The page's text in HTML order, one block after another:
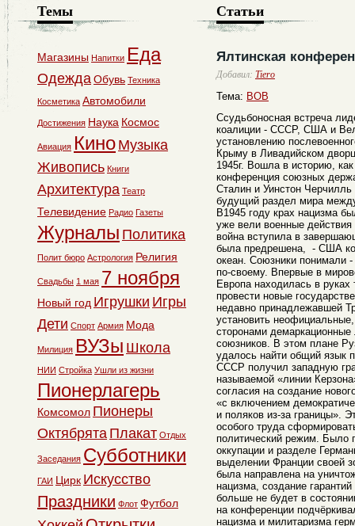
Статьи
Ялтинская
Добавил: Tiero
Тема: ВОВ
Cсудьбоносная встреча
коалиции - СССР, США и
установлению
Крыму в Ливадийском
1945г. Вошла в историю,
конференция союзных
Сталин и Уинстон
будущий раздел мира
В1945 году крах нацизма
уже вели военные действия
война вступила в
была предрешена, - США
океан. Союзники понимали
по-своему. Впервые в
Европа находилась в руках
провести новые
недавно принадлежавшей
установить
сторонами
союзников. В этом плане
удалось найти общий язык
СССР получил западную
называемой «линии
согласия на создание
«с включением
и поляков из-за границы».
особого труда
политический режим. Было
оккупации и разделе
выделении Франции своей
была направлена на
нацизма, создание
больше не будет в
на конференции
нацизма и милитаризма
Темы
Магазины Напитки Еда
ОдеждаОбувь Техника
Косметика Автомобили
Достижения Наука Космос
Авиация Кино Музыка
Живопись Книги
Архитектура Театр
Телевидение Радио Газеты
Журналы Политика
Полит бюро Астрология Религия
Свадьбы 1 мая 7 ноября
Новый год Игрушки Игры
Дети Спорт Армия Мода
Милиция ВУЗы Школа
НИИ Стройка Ушли из жизни
Пионерлагерь
Комсомол Пионеры
Октябрята Плакат Отдых
Заседания Субботники
ГАИ Цирк Искусство
Праздники Флот Футбол